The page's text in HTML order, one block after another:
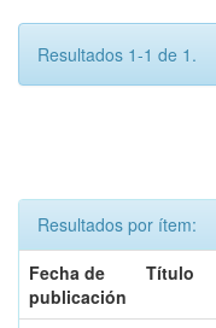
Resultados 1-1 de 1.
Resultados por ítem:
Fecha de
publicación
Título